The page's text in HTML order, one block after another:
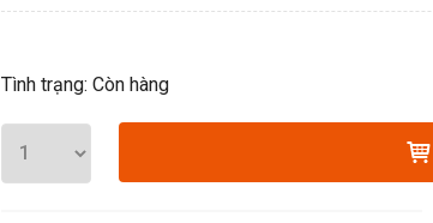
Tình trạng: Còn hàng